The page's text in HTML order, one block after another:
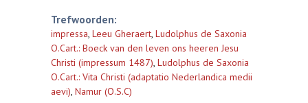
Trefwoorden:
impressa, Leeu Gheraert, Ludolphus de Saxonia
O.Cart.: Boeck van den leven ons heeren Jesu
Christi (impressum 1487), Ludolphus de Saxonia
O.Cart.: Vita Christi (adaptatio Nederlandica medii
aevi), Namur (O.S.C)